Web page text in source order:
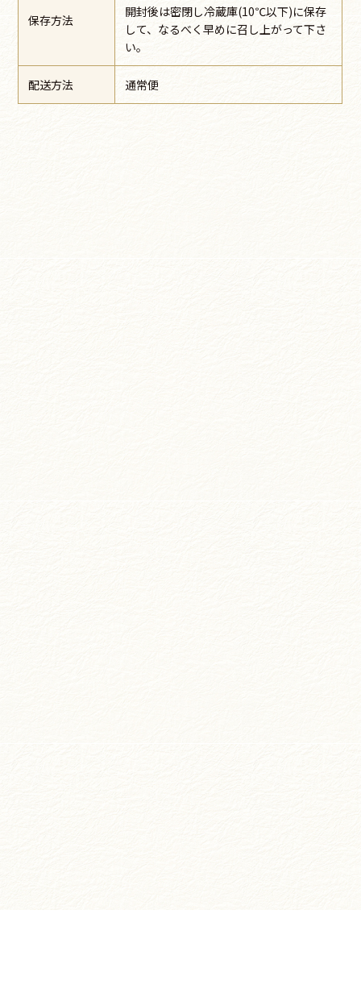
保存方法
開封後は密閉し冷蔵庫(10℃以下)に保存
して、なるべく早めに召し上がって下さ
い。
配送方法 通常便